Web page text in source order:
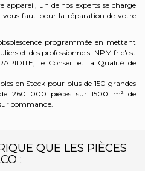
appareil, un de nos experts se charge
vous faut pour la réparation de votre
programmée en mettant
et des professionnels. NPM.fr c'est
le Conseil et la Qualité de
en Stock pour plus de 150 grandes
260 000 pièces sur 1500 m² de
commande.
QUE LES PIÈCES
: